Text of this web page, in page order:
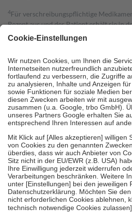
4Für verschreibungspflichtige
Rezept aus und der Patient erhält sie in
gesetzliche Krankenversicherung
Kosten dafür, der Versicherte trägt
Grundsätzlich leisten Mitglieder
Prozent des Abgabepreises,mindestens
höchstens zehn Euro.Es sind jedoch nie
Kosten der Leistung zu entrichten.
Diese Regeln gelten grundsätzlich auch
Bei Heilmitteln und häuslicher
Zuzahlung zehn Prozent der Kosten
Verordnung.
Um das Engagement der Versicherten für
stärken und die besondere Stellung der
fallenkeine Zuzahlungenan bei:
• Kindern und Jugendlichen bis zum
mit Ausnahme der Fahrkosten
• Untersuchungen zur Vorsorge und
GKV getragen werden